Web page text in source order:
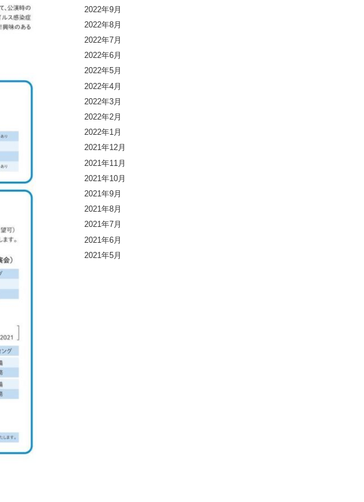
2022年9月
2022年8月
2022年7月
2022年6月
2022年5月
2022年4月
2022年3月
2022年2月
2022年1月
2021年12月
2021年11月
2021年10月
2021年9月
2021年8月
2021年7月
2021年6月
2021年5月